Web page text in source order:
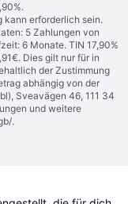
kann erforderlich sein.
5 Zahlungen von
6 Monate. TIN 17,90%
Dies gilt nur für in
der Zustimmung
abhängig von der
Sveavägen 46, 111 34
und weitere
.